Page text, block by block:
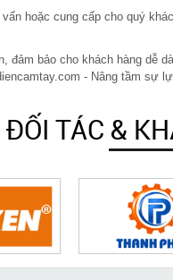
hoặc cung cấp cho quý
đảm bảo cho khách hàng
- Nâng tầm sự
ĐỐI TÁC &